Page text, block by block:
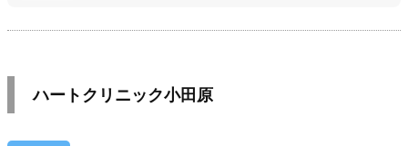
ハートクリニック小田原